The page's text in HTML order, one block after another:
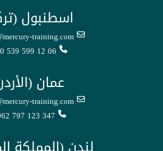
اسطنبول
training.com
539 599 12 06
عمان
training.com
797 123 347